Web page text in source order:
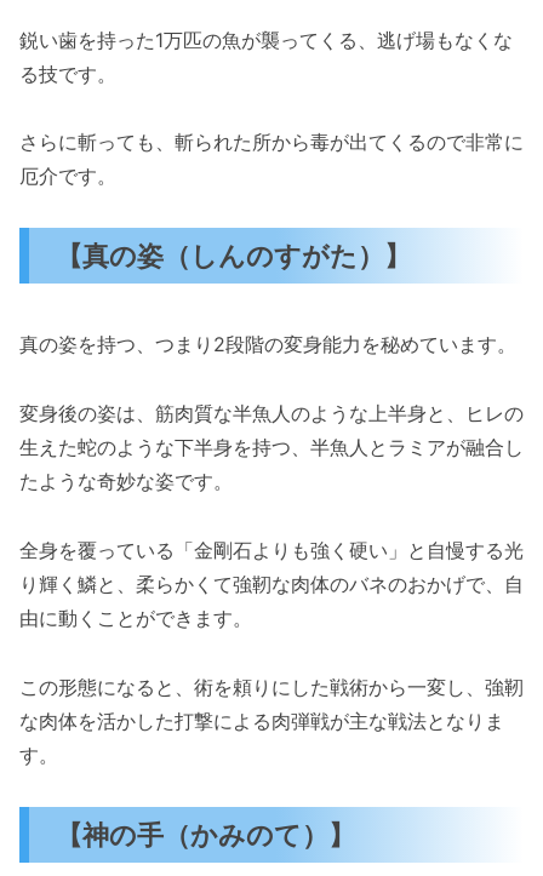
鋭い歯を持った1万匹の魚が襲ってくる、逃げ場もなくな
る技です。
さらに斬っても、斬られた所から毒が出てくるので非常に
厄介です。
【真の姿（しんのすがた）】
真の姿を持つ、つまり2段階の変身能力を秘めています。
変身後の姿は、筋肉質な半魚人のような上半身と、ヒレの
生えた蛇のような下半身を持つ、半魚人とラミアが融合し
たような奇妙な姿です。
全身を覆っている「金剛石よりも強く硬い」と自慢する光
り輝く鱗と、柔らかくて強靭な肉体のバネのおかげで、自
由に動くことができます。
この形態になると、術を頼りにした戦術から一変し、強靭
な肉体を活かした打撃による肉弾戦が主な戦法となりま
す。
【神の手（かみのて）】